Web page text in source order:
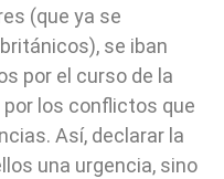
(que ya se
se iban
por el curso de la
los conflictos que
Así, declarar la
una urgencia, sino